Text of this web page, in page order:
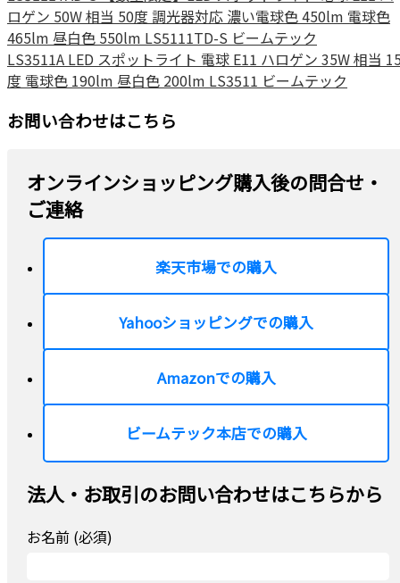
ロゲン 50W 相当 50度 調光器対応 濃い電球色 450lm 電球色
465lm 昼白色 550lm LS5111TD-S ビームテック
LS3511A LED スポットライト 電球 E11 ハロゲン 35W 相当
度 電球色 190lm 昼白色 200lm LS3511 ビームテック
お問い合わせはこちら
オンラインショッピング購入後の問合せ・
ご連絡
楽天市場での購入
Yahooショッピングでの購入
Amazonでの購入
ビームテック本店での購入
法人・お取引のお問い合わせはこちらから
お名前 (必須)